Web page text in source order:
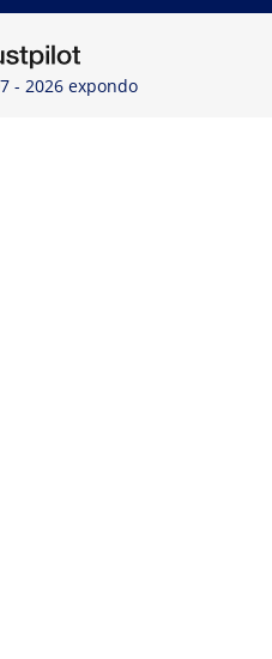
- 2026 expondo